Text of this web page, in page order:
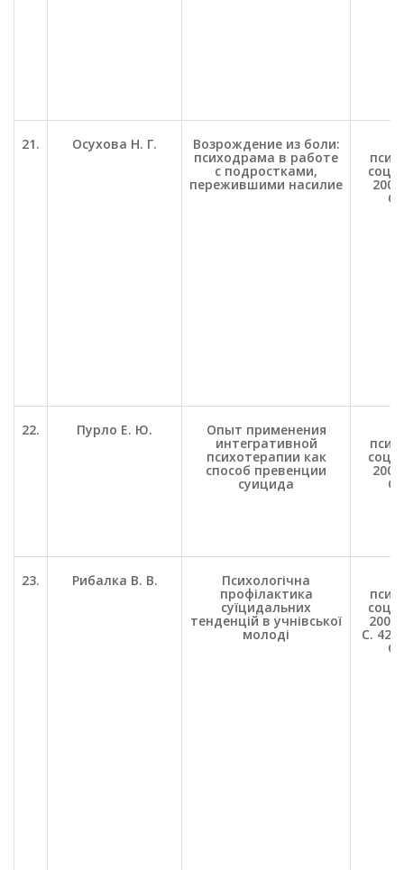
21. Осухова Н. Г. Возрождение из боли:
психодрама в работе
с подростками,
пережившими насилие
соц.
С.
22. Пурло Е. Ю. Опыт применения
интегративной
психотерапии как
способ превенции
суицида
соц.
С.
23. Рибалка В. В. Психологічна
профілактика
суїцидальних
тенденцій в учнівської
молоді
соц.
С. 42-
С.